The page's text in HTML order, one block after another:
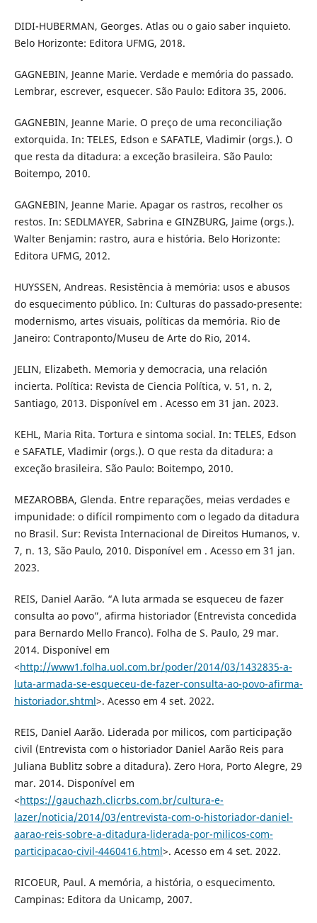
DIDI-HUBERMAN, Georges. Atlas ou o gaio saber inquieto.
Belo Horizonte: Editora UFMG, 2018.
GAGNEBIN, Jeanne Marie. Verdade e memória do passado.
Lembrar, escrever, esquecer. São Paulo: Editora 35, 2006.
GAGNEBIN, Jeanne Marie. O preço de uma reconciliação
extorquida. In: TELES, Edson e SAFATLE, Vladimir (orgs.). O
que resta da ditadura: a exceção brasileira. São Paulo:
Boitempo, 2010.
GAGNEBIN, Jeanne Marie. Apagar os rastros, recolher os
restos. In: SEDLMAYER, Sabrina e GINZBURG, Jaime (orgs.).
Walter Benjamin: rastro, aura e história. Belo Horizonte:
Editora UFMG, 2012.
HUYSSEN, Andreas. Resistência à memória: usos e abusos
do esquecimento público. In: Culturas do passado-presente:
modernismo, artes visuais, políticas da memória. Rio de
Janeiro: Contraponto/Museu de Arte do Rio, 2014.
JELIN, Elizabeth. Memoria y democracia, una relación
incierta. Política: Revista de Ciencia Política, v. 51, n. 2,
Santiago, 2013. Disponível em . Acesso em 31 jan. 2023.
KEHL, Maria Rita. Tortura e sintoma social. In: TELES, Edson
e SAFATLE, Vladimir (orgs.). O que resta da ditadura: a
exceção brasileira. São Paulo: Boitempo, 2010.
MEZAROBBA, Glenda. Entre reparações, meias verdades e
impunidade: o difícil rompimento com o legado da ditadura
no Brasil. Sur: Revista Internacional de Direitos Humanos, v.
7, n. 13, São Paulo, 2010. Disponível em . Acesso em 31 jan.
2023.
REIS, Daniel Aarão. “A luta armada se esqueceu de fazer
consulta ao povo”, afirma historiador (Entrevista concedida
para Bernardo Mello Franco). Folha de S. Paulo, 29 mar.
2014. Disponível em
<http://www1.folha.uol.com.br/poder/2014/03/1432835-a-
luta-armada-se-esqueceu-de-fazer-consulta-ao-povo-afirma-
historiador.shtml>. Acesso em 4 set. 2022.
REIS, Daniel Aarão. Liderada por milicos, com participação
civil (Entrevista com o historiador Daniel Aarão Reis para
Juliana Bublitz sobre a ditadura). Zero Hora, Porto Alegre, 29
mar. 2014. Disponível em
<https://gauchazh.clicrbs.com.br/cultura-e-
lazer/noticia/2014/03/entrevista-com-o-historiador-daniel-
aarao-reis-sobre-a-ditadura-liderada-por-milicos-com-
participacao-civil-4460416.html>. Acesso em 4 set. 2022.
RICOEUR, Paul. A memória, a história, o esquecimento.
Campinas: Editora da Unicamp, 2007.